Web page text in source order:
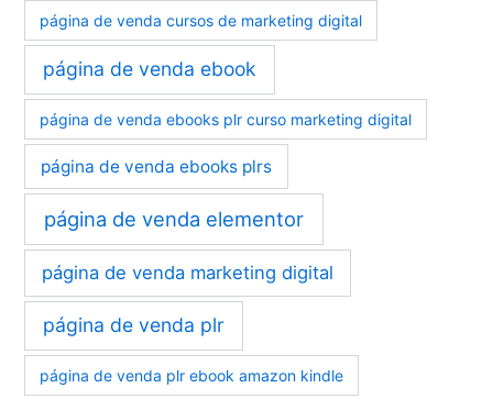
página de venda cursos de marketing digital
página de venda ebook
página de venda ebooks plr curso marketing digital
página de venda ebooks plrs
página de venda elementor
página de venda marketing digital
página de venda plr
página de venda plr ebook amazon kindle